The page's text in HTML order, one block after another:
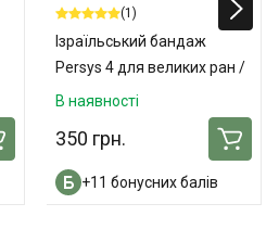
(1)
Ізраїльський бандаж
Persys 4 для великих ран /
ампутацій
В наявності
350 грн.
+11 бонусних балів